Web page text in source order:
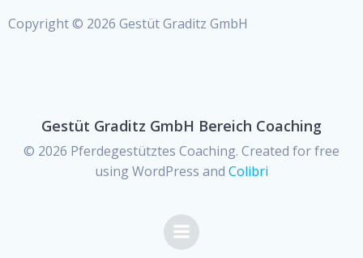
Copyright © 2026 Gestüt Graditz GmbH
Gestüt Graditz GmbH Bereich Coaching
© 2026 Pferdegestütztes Coaching. Created for free
using WordPress and Colibri